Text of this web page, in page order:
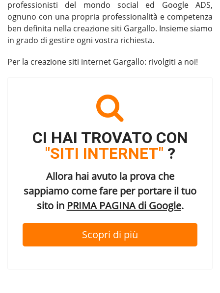
professionisti del mondo social ed Google ADS,
ognuno con una propria professionalità e competenza
ben definita nella creazione siti Gargallo. Insieme siamo
in grado di gestire ogni vostra richiesta.
Per la creazione siti internet Gargallo: rivolgiti a noi!
CI HAI TROVATO CON
"SITI INTERNET" ?
Allora hai avuto la prova che
sappiamo come fare per portare il tuo
sito in PRIMA PAGINA di Google.
Scopri di più